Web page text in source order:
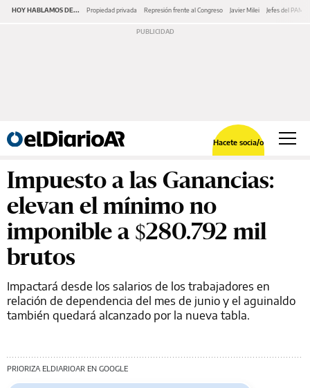
HOY HABLAMOS DE... Propiedad privada Represión frente al Congreso Javier Milei Jefes del PAMI
Hacete socia/o
Impuesto a las Ganancias:
elevan el mínimo no
imponible a $280.792 mil
brutos
Impactará desde los salarios de los trabajadores en
relación de dependencia del mes de junio y el aguinaldo
también quedará alcanzado por la nueva tabla.
PRIORIZA ELDIARIOAR EN GOOGLE